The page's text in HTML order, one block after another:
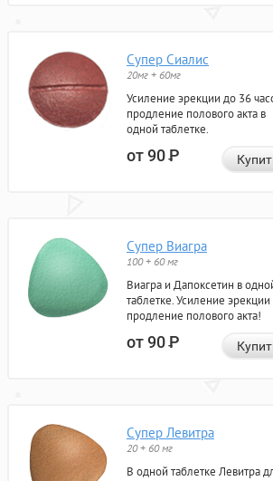
Супер Сиалис
20мг + 60мг
Усиление эрекции до 36
продление полового акта в
одной таблетке.
от 90Р
Супер Виагра
100 + 60 мг
Виагра и Дапоксетин в
таблетке. Усиление эрекции
продление полового акта!
от 90Р
Супер Левитра
20 + 60 мг
В одной таблетке Левитра